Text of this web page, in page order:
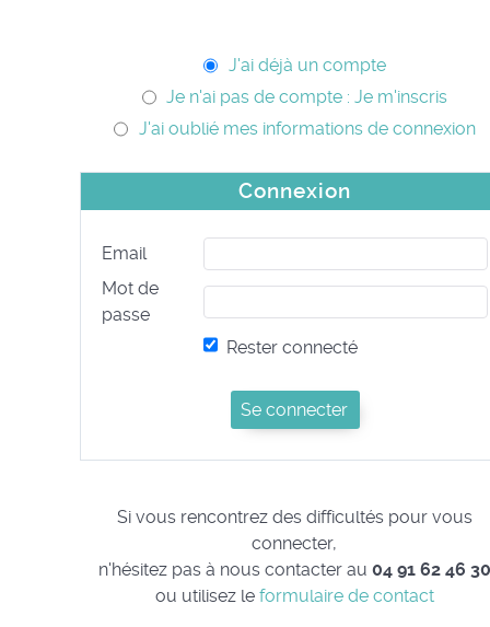
J'ai déjà un compte
Je n'ai pas de compte : Je m'inscris
J'ai oublié mes informations de connexion
Connexion
Email
Mot de
passe
Rester connecté
Si vous rencontrez des difficultés pour vous
connecter,
n'hésitez pas à nous contacter au 04 91 62 46 30
ou utilisez le formulaire de contact